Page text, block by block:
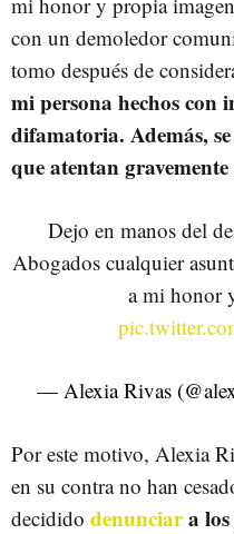
con un demoledor
tomo después de
mi persona hechos con
difamatoria. Además,
que atentan
Dejo en manos del
Abogados cualquier
a mi honor
— Alexia Rivas
Por este motivo, Alexia
en su contra no han
decidido denunciara los